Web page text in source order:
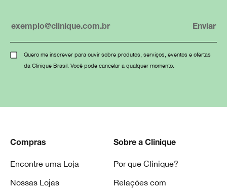
Quero me inscrever para ouvir sobre produtos, serviços, eventos e ofertas
da Clinique Brasil. Você pode cancelar a qualquer momento.
Compras
Encontre uma Loja
Nossas Lojas
Sobre a Clinique
Por que Clinique?
Relações com